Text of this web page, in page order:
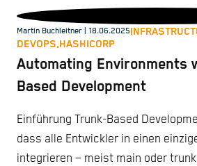
Martin Buchleitner | 18.06.2025
DEVOPS,HASHICORP
Automating Environments
Based Development
Einführung Trunk-Based
dass alle Entwickler in einen
integrieren – meist main oder